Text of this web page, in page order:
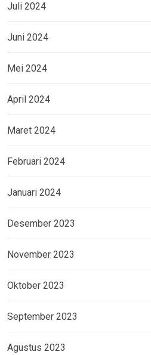
Juli 2024
Juni 2024
Mei 2024
April 2024
Maret 2024
Februari 2024
Januari 2024
Desember 2023
November 2023
Oktober 2023
September 2023
Agustus 2023